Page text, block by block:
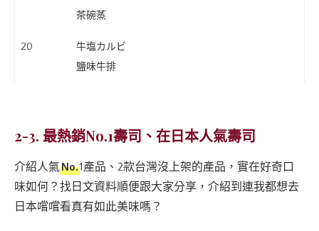
茶碗蒸
20
牛塩カルビ
鹽味牛排
2-3. 最熱銷No.1壽司、在日本人氣壽司
介紹人氣No.1產品、2款台灣沒上架的產品，實在好奇口
味如何？找日文資料順便跟大家分享，介紹到連我都想去
日本嚐嚐看真有如此美味嗎？